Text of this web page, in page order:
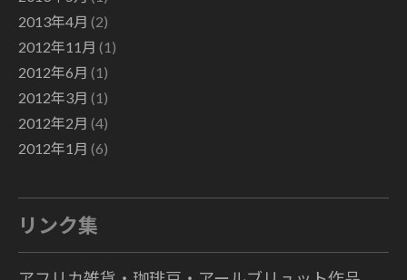
2013年4月 (2)
2012年11月 (1)
2012年6月 (1)
2012年3月 (1)
2012年2月 (4)
2012年1月 (6)
リンク集